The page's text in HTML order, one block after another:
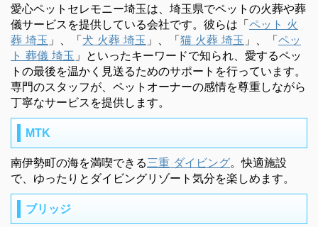
愛心ペットセレモニー埼玉は、埼玉県でペットの火葬や葬
儀サービスを提供している会社です。彼らは「ペット 火
葬 埼玉 」、「犬 火葬 埼玉 」、「猫 火葬 埼玉 」、「ペッ
ト 葬儀 埼玉 」といったキーワードで知られ、愛するペッ
トの最後を温かく見送るためのサポートを行っています。
専門のスタッフが、ペットオーナーの感情を尊重しながら
丁寧なサービスを提供します。
MTK
南伊勢町の海を満喫できる三重 ダイビング。快適施設
で、ゆったりとダイビングリゾート気分を楽しめます。
ブリッジ